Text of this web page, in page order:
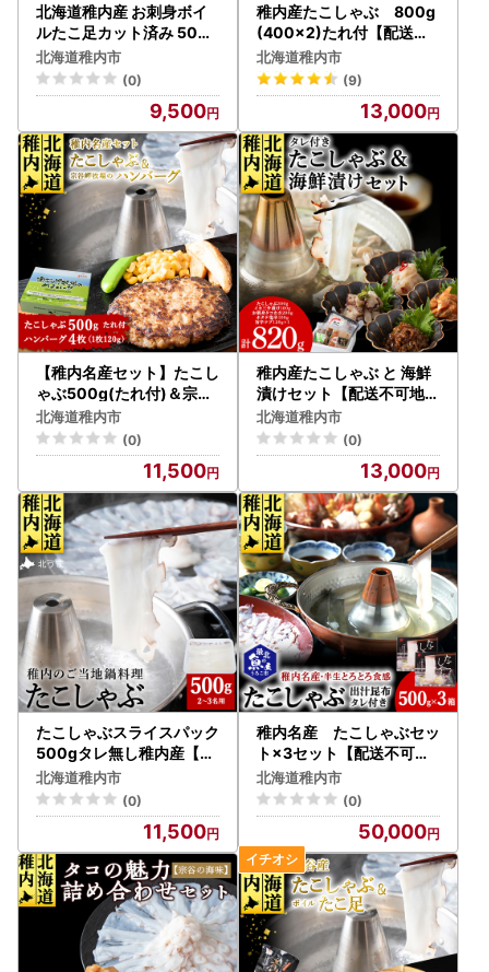
北海道稚内産 お刺身ボイ
ルたこ足カット済み 500g
【配送不可地域：離島・沖
縄県】
北海道稚内市
(0)
9,500
稚内産たこしゃぶ 800g
(400×2)たれ付【配送不
可地域：離島・沖縄県】
北海道稚内市
(9)
13,000
【稚内名産セット】たこし
ゃぶ500g(たれ付)＆宗谷
岬牧場のハンバーグ120g
×4枚【配送不可地域：離
島・沖縄県】
北海道稚内市
(0)
11,500
稚内産たこしゃぶ と 海鮮
漬けセット【配送不可地域
：離島・沖縄県】
北海道稚内市
(0)
13,000
たこしゃぶスライスパック
500gタレ無し稚内産【配
送不可地域：離島・沖縄県
】
北海道稚内市
(0)
11,500
稚内名産 たこしゃぶセッ
ト×3セット【配送不可地
域：離島】
北海道稚内市
(0)
50,000